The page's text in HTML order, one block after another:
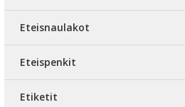
Eteisnaulakot
Eteispenkit
Etiketit